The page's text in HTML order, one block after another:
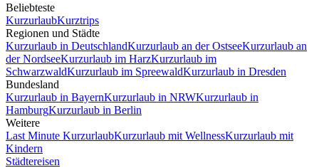
Beliebteste
KurzurlaubKurztrips
Regionen und Städte
Kurzurlaub in DeutschlandKurzurlaub an der OstseeKurzurlaub an
der NordseeKurzurlaub im HarzKurzurlaub im
SchwarzwaldKurzurlaub im SpreewaldKurzurlaub in Dresden
Bundesland
Kurzurlaub in BayernKurzurlaub in NRWKurzurlaub in
HamburgKurzurlaub in Berlin
Weitere
Last Minute KurzurlaubKurzurlaub mit WellnessKurzurlaub mit
Kindern
Städtereisen